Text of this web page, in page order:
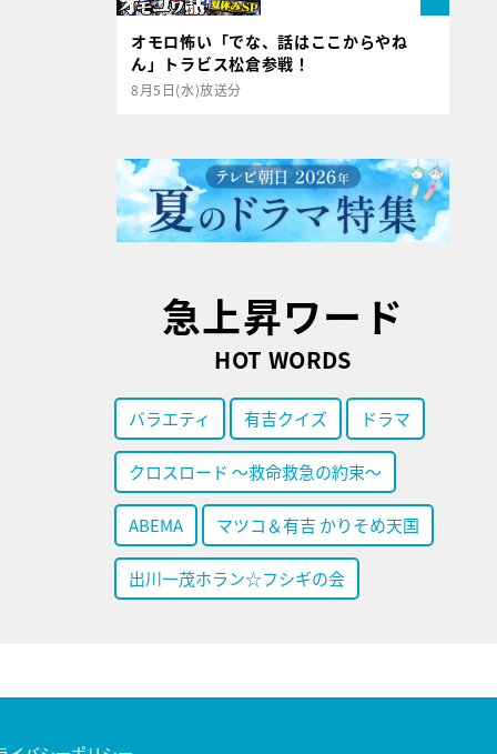
オモロ怖い「でな、話はここからやね
ん」トラビス松倉参戦！
8月5日(水)放送分
急上昇ワード
HOT WORDS
バラエティ 有吉クイズ ドラマ
クロスロード ～救命救急の約束～
ABEMA マツコ＆有吉 かりそめ天国
出川一茂ホラン☆フシギの会